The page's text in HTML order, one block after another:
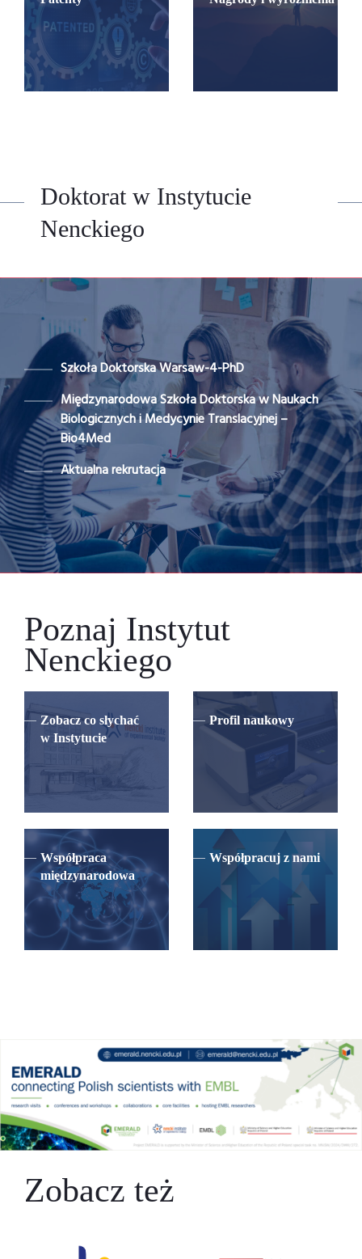
Doktorat w Instytucie
Nenckiego
Szkoła Doktorska Warsaw-4-PhD
Międzynarodowa Szkoła Doktorska w Naukach
Biologicznych i Medycynie Translacyjnej –
Bio4Med
Aktualna rekrutacja
Poznaj Instytut
Nenckiego
Zobacz co słychać
w Instytucie
Profil naukowy
Współpraca
międzynarodowa
Współpracuj z nami
Zobacz też